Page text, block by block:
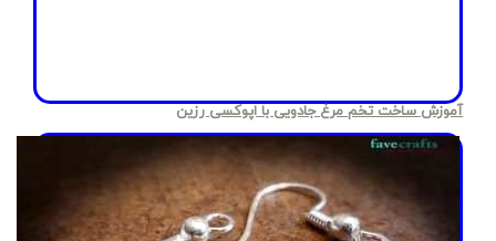
آموزش ساخت تخم مرغ جادویی با اپوکسی رزین